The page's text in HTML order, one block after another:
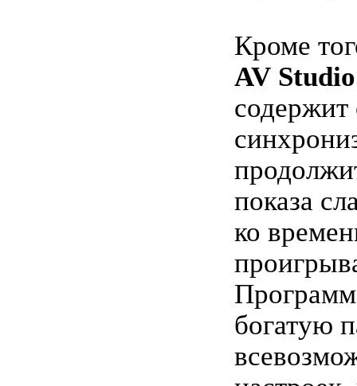
Кроме
AV
показа
ко
богатую